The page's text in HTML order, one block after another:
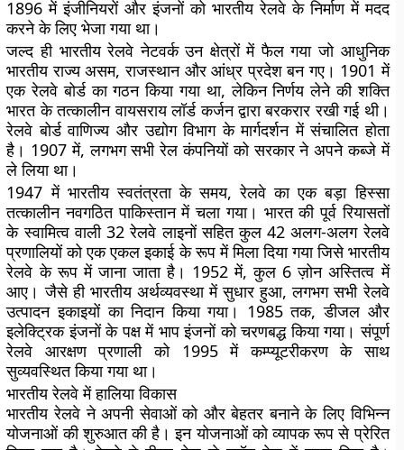
1896 में इंजीनियरों और इंजनों को भारतीय रेलवे के निर्माण में मदद
करने के लिए भेजा गया था।
जल्द ही भारतीय रेलवे नेटवर्क उन क्षेत्रों में फैल गया जो आधुनिक
भारतीय राज्य असम, राजस्थान और आंध्र प्रदेश बन गए। 1901 में
एक रेलवे बोर्ड का गठन किया गया था, लेकिन निर्णय लेने की शक्ति
भारत के तत्कालीन वायसराय लॉर्ड कर्जन द्वारा बरकरार रखी गई थी।
रेलवे बोर्ड वाणिज्य और उद्योग विभाग के मार्गदर्शन में संचालित होता
है। 1907 में, लगभग सभी रेल कंपनियों को सरकार ने अपने कब्जे में
ले लिया था।
1947 में भारतीय स्वतंत्रता के समय, रेलवे का एक बड़ा हिस्सा
तत्कालीन नवगठित पाकिस्तान में चला गया। भारत की पूर्व रियासतों
के स्वामित्व वाली 32 रेलवे लाइनों सहित कुल 42 अलग-अलग रेलवे
प्रणालियों को एक एकल इकाई के रूप में मिला दिया गया जिसे भारतीय
रेलवे के रूप में जाना जाता है। 1952 में, कुल 6 ज़ोन अस्तित्व में
आए। जैसे ही भारतीय अर्थव्यवस्था में सुधार हुआ, लगभग सभी रेलवे
उत्पादन इकाइयों का निदान किया गया। 1985 तक, डीजल और
इलेक्ट्रिक इंजनों के पक्ष में भाप इंजनों को चरणबद्ध किया गया। संपूर्ण
रेलवे आरक्षण प्रणाली को 1995 में कम्प्यूटरीकरण के साथ
सुव्यवस्थित किया गया था।
भारतीय रेलवे में हालिया विकास
भारतीय रेलवे ने अपनी सेवाओं को और बेहतर बनाने के लिए विभिन्न
योजनाओं की शुरुआत की है। इन योजनाओं को व्यापक रूप से प्रेरित